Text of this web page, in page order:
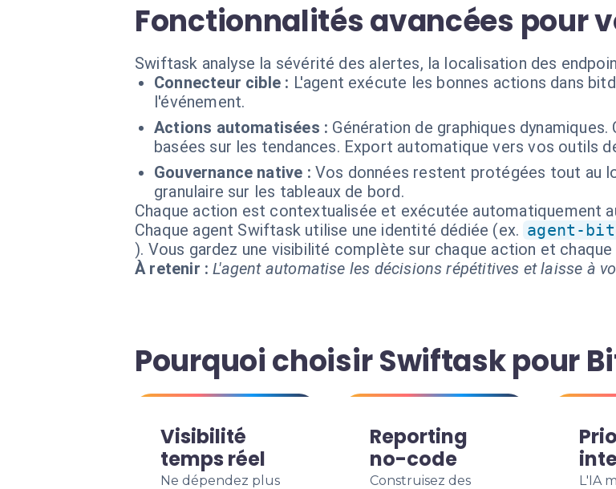
Fonctionnalités avancées pour
Swiftask analyse la sévérité des alertes, la localisation des
Connecteur cible : L'agent exécute les bonnes actions dans
l'événement.
Actions automatisées : Génération de graphiques
basées sur les tendances. Export automatique vers vos outils
Gouvernance native : Vos données restent protégées tout au
granulaire sur les tableaux de bord.
Chaque action est contextualisée et exécutée automatiquement
Chaque agent Swiftask utilise une identité dédiée (ex. agent-
). Vous gardez une visibilité complète sur chaque action et chaque
À retenir : L'agent automatise les décisions répétitives et laisse à
Pourquoi choisir Swiftask pour
Visibilité
temps réel
Ne dépendez plus
Reporting
no-code
Construisez des
L'IA